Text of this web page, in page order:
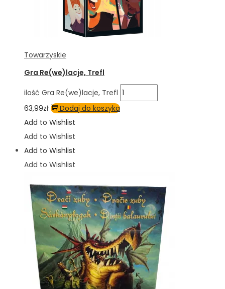
Towarzyskie
Gra Re(we)lacje, Trefl
ilość Gra Re(we)lacje, Trefl
63,99zł
Dodaj do koszyka
Add to Wishlist
Add to Wishlist
Add to Wishlist
Add to Wishlist